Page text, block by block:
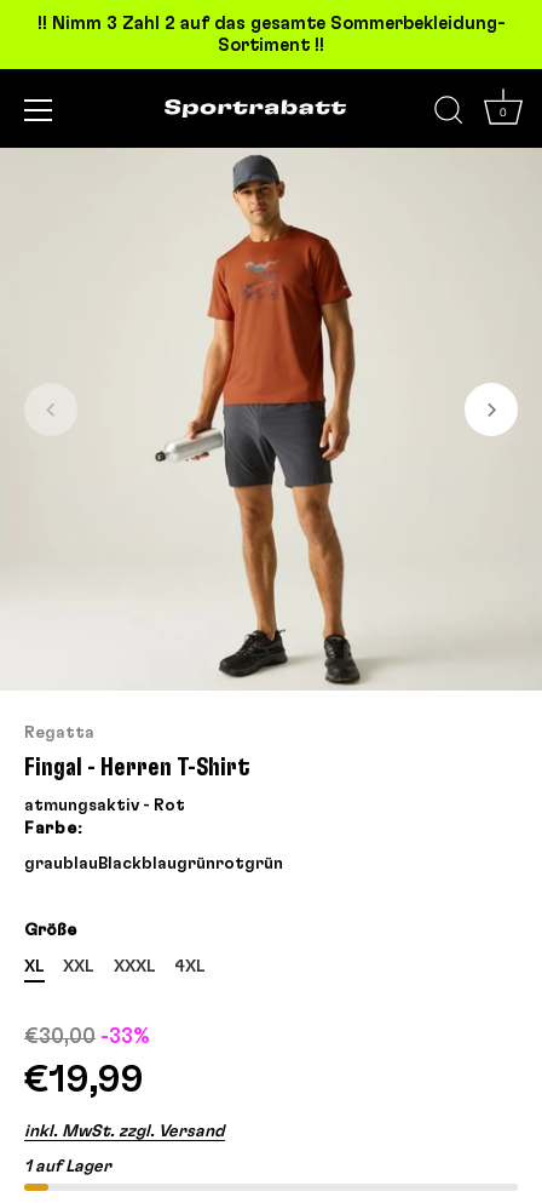
!! Nimm 3 Zahl 2 auf das gesamte Sommerbekleidung-
Sortiment !!
0
Regatta
Fingal - Herren T-Shirt
atmungsaktiv - Rot
Farbe:
grau blau Blackblaugrünrotgrün
Größe
XL XXL XXXL 4XL
€30,00 -33%
€19,99
inkl. MwSt. zzgl. Versand
1 auf Lager